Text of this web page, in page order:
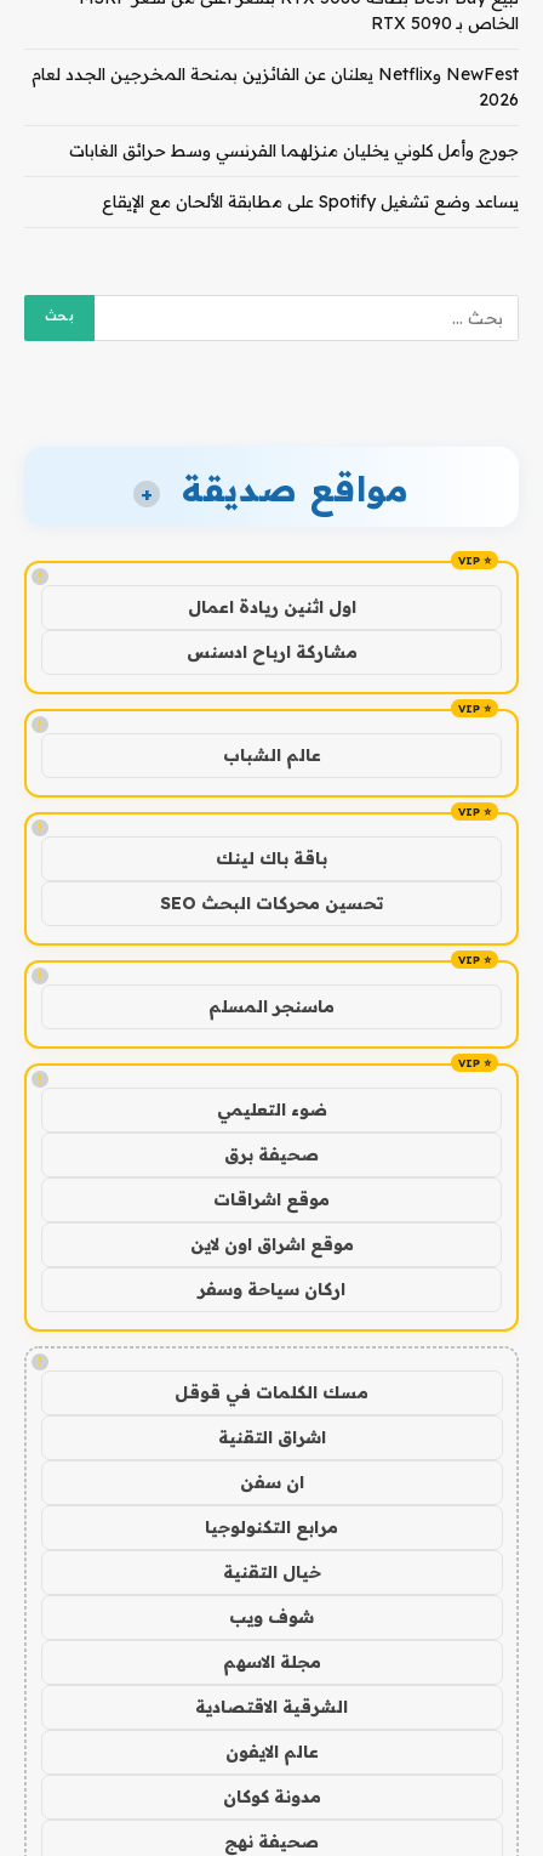
الخاص بـ RTX 5090
NewFest وNetflix يعلنان عن الفائزين بمنحة المخرجين الجدد لعام
2026
جورج وأمل كلوني يخليان منزلهما الفرنسي وسط حرائق الغابات
يساعد وضع تشغيل Spotify على مطابقة الألحان مع الإيقاع
مواقع صديقة +
!
اول اثنين ريادة اعمال
مشاركة ارباح ادسنس
!
عالم الشباب
!
باقة باك لينك
تحسين محركات البحث SEO
!
ماسنجر المسلم
!
ضوء التعليمي
صحيفة برق
موقع اشراقات
موقع اشراق اون لاين
اركان سياحة وسفر
!
مسك الكلمات في قوقل
اشراق التقنية
ان سفن
مرابع التكنولوجيا
خيال التقنية
شوف ويب
مجلة الاسهم
الشرقية الاقتصادية
عالم الايفون
مدونة كوكان
صحيفة نهج